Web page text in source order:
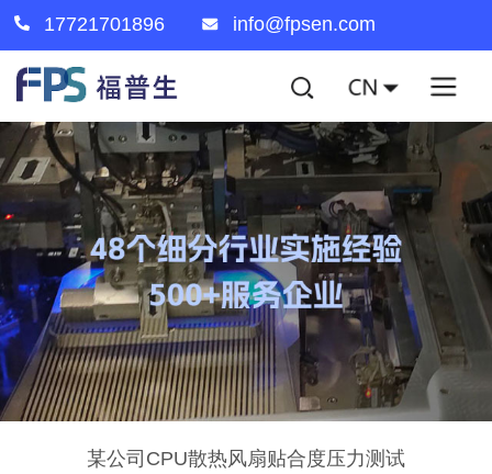
17721701896 info@fpsen.com
某公司CPU散热风扇贴合度压力测试